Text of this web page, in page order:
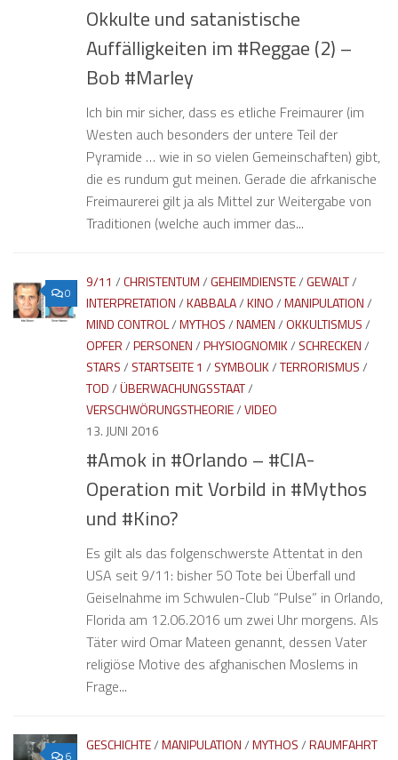
Okkulte und satanistische
Auffälligkeiten im #Reggae (2) –
Bob #Marley
Ich bin mir sicher, dass es etliche Freimaurer (im
Westen auch besonders der untere Teil der
Pyramide … wie in so vielen Gemeinschaften) gibt,
die es rundum gut meinen. Gerade die afrkanische
Freimaurerei gilt ja als Mittel zur Weitergabe von
Traditionen (welche auch immer das...
0
9/11 /CHRISTENTUM/GEHEIMDIENSTE/GEWALT/
INTERPRETATION/KABBALA/KINO/MANIPULATION/
MIND CONTROL/MYTHOS/NAMEN/OKKULTISMUS/
OPFER/PERSONEN/PHYSIOGNOMIK/ SCHRECKEN/
STARS/ STARTSEITE 1 / SYMBOLIK/TERRORISMUS/
TOD/ÜBERWACHUNGSSTAAT/
VERSCHWÖRUNGSTHEORIE/VIDEO
13. JUNI 2016
#Amok in #Orlando – #CIA-
Operation mit Vorbild in #Mythos
und #Kino?
Es gilt als das folgenschwerste Attentat in den
USA seit 9/11: bisher 50 Tote bei Überfall und
Geiselnahme im Schwulen-Club “Pulse” in Orlando,
Florida am 12.06.2016 um zwei Uhr morgens. Als
Täter wird Omar Mateen genannt, dessen Vater
religiöse Motive des afghanischen Moslems in
Frage...
6
GESCHICHTE/MANIPULATION/MYTHOS/RAUMFAHRT